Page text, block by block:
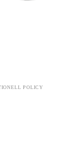
POLICY